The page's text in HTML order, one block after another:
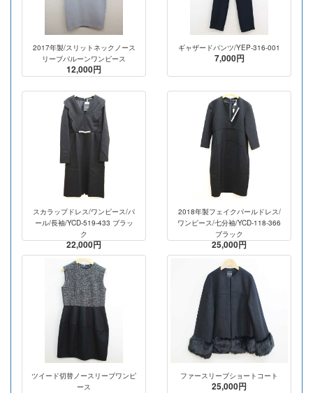
2017年製/スリットネックノース
リーブバルーンワンピース
12,000円
ギャザードパンツ/YEP-316-001
7,000円
スカラップドレス/ワンピース/パ
ール/長袖/YCD-519-433 ブラッ
ク
22,000円
2018年製フェイクパールドレス/
ワンピース/七分袖/YCD-118-366
ブラック
25,000円
ツイード切替ノースリーブワンピ
ース
ファースリーブショートコート
25,000円